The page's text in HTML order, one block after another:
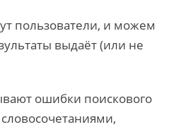
пользователи, и можем
выдаёт (или не
ошибки поискового